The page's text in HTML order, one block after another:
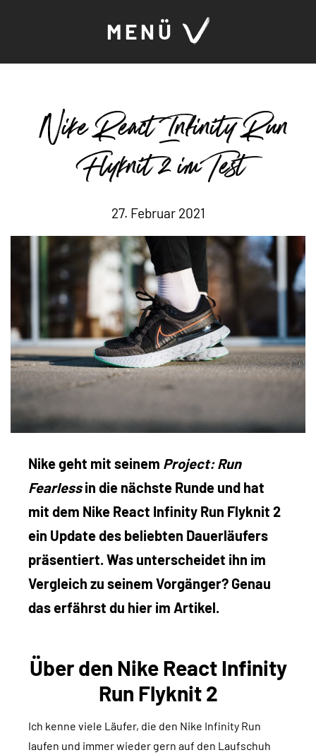
MENÜ
Nike React Infinity Run
Flyknit 2 im Test
27. Februar 2021
Nike geht mit seinem Project: Run
Fearlessin die nächste Runde und hat
mit dem Nike React Infinity Run Flyknit 2
ein Update des beliebten Dauerläufers
präsentiert. Was unterscheidet ihn im
Vergleich zu seinem Vorgänger? Genau
das erfährst du hier im Artikel.
Über den Nike React Infinity
Run Flyknit 2
Ich kenne viele Läufer, die den Nike Infinity Run
laufen und immer wieder gern auf den Laufschuh